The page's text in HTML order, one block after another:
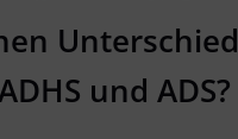
Unterschied
und ADS?